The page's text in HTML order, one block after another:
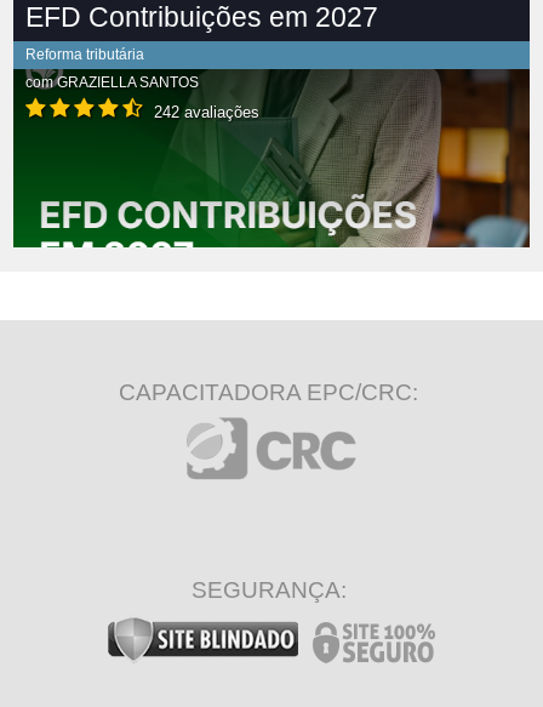
EFD Contribuições em 2027
Reforma tributária
comGRAZIELLA SANTOS
242 avaliações
CAPACITADORA EPC/CRC:
SEGURANÇA: